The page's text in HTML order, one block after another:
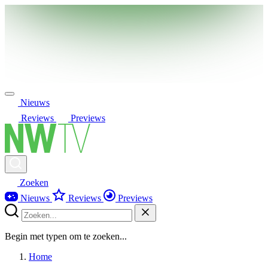
Nieuws
Reviews
Previews
Zoeken
Nieuws
Reviews Previews
Begin met typen om te zoeken...
Home